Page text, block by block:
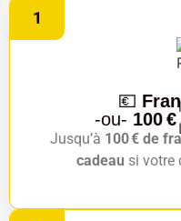
1
💶
-ou- 100 €
Jusqu’à 100 € de
cadeau si votre